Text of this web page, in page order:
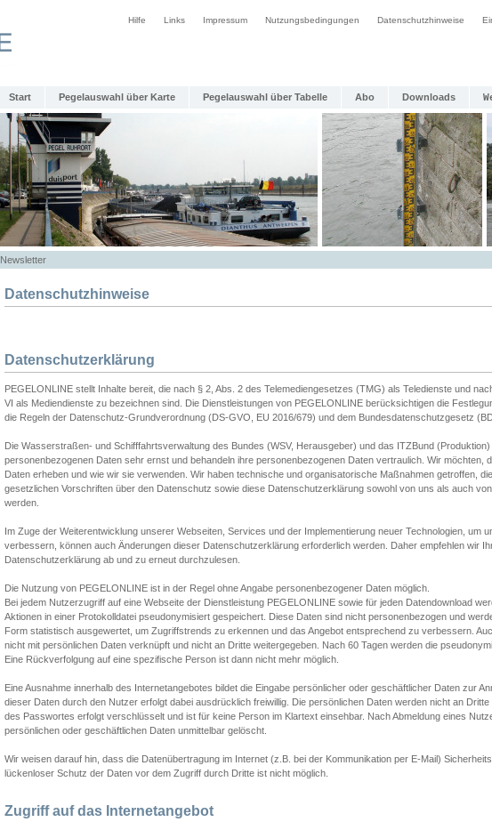
Hilfe Links Impressum Nutzungsbedingungen Datenschutzhinweise
Start Pegelauswahl über Karte Pegelauswahl über Tabelle Abo Downloads
Newsletter
Datenschutzhinweise
Datenschutzerklärung
PEGELONLINE stellt Inhalte bereit, die nach § 2, Abs. 2 des Telemediengesetzes (TMG) als Teledienste und
VI als Mediendienste zu bezeichnen sind. Die Dienstleistungen von PEGELONLINE berücksichtigen die
die Regeln der Datenschutz-Grundverordnung (DS-GVO, EU 2016/679) und dem Bundesdatenschutzgesetz
Die Wasserstraßen- und Schifffahrtsverwaltung des Bundes (WSV, Herausgeber) und das ITZBund
personenbezogenen Daten sehr ernst und behandeln ihre personenbezogenen Daten vertraulich. Wir möchten,
Daten erheben und wie wir sie verwenden. Wir haben technische und organisatorische Maßnahmen getroffen,
gesetzlichen Vorschriften über den Datenschutz sowie diese Datenschutzerklärung sowohl von uns als auch
werden.
Im Zuge der Weiterentwicklung unserer Webseiten, Services und der Implementierung neuer Technologien, um
verbessern, können auch Änderungen dieser Datenschutzerklärung erforderlich werden. Daher empfehlen wir
Datenschutzerklärung ab und zu erneut durchzulesen.
Die Nutzung von PEGELONLINE ist in der Regel ohne Angabe personenbezogener Daten möglich.
Bei jedem Nutzerzugriff auf eine Webseite der Dienstleistung PEGELONLINE sowie für jeden Datendownload
Aktionen in einer Protokolldatei pseudonymisiert gespeichert. Diese Daten sind nicht personenbezogen und
Form statistisch ausgewertet, um Zugriffstrends zu erkennen und das Angebot entsprechend zu verbessern.
nicht mit persönlichen Daten verknüpft und nicht an Dritte weitergegeben. Nach 60 Tagen werden die
Eine Rückverfolgung auf eine spezifische Person ist dann nicht mehr möglich.
Eine Ausnahme innerhalb des Internetangebotes bildet die Eingabe persönlicher oder geschäftlicher Daten zur
dieser Daten durch den Nutzer erfolgt dabei ausdrücklich freiwillig. Die persönlichen Daten werden nicht an
des Passwortes erfolgt verschlüsselt und ist für keine Person im Klartext einsehbar. Nach Abmeldung eines
persönlichen oder geschäftlichen Daten unmittelbar gelöscht.
Wir weisen darauf hin, dass die Datenübertragung im Internet (z.B. bei der Kommunikation per E-Mail)
lückenloser Schutz der Daten vor dem Zugriff durch Dritte ist nicht möglich.
Zugriff auf das Internetangebot